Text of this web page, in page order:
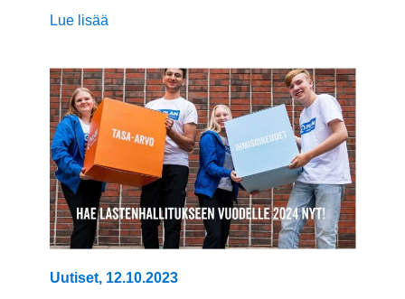
Lue lisää
Uutiset, 12.10.2023